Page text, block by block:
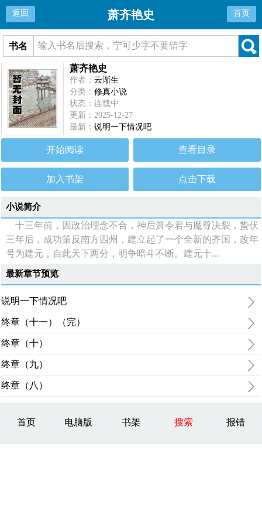
返回 萧齐艳史 首页
书名
萧齐艳史
作者：云渐生
分类：修真小说
状态：连载中
更新：2025-12-27
最新：说明一下情况吧
开始阅读 查看目录
加入书架 点击下载
小说简介
十三年前，因政治理念不合，神后萧令君与魔尊决裂，蛰伏
三年后，成功策反南方四州，建立起了一个全新的齐国，改年
号为建元，自此天下两分，明争暗斗不断。建元十...
最新章节预览
说明一下情况吧
终章（十一）（完）
终章（十）
终章（九）
终章（八）
首页 电脑版 书架 搜索 报错